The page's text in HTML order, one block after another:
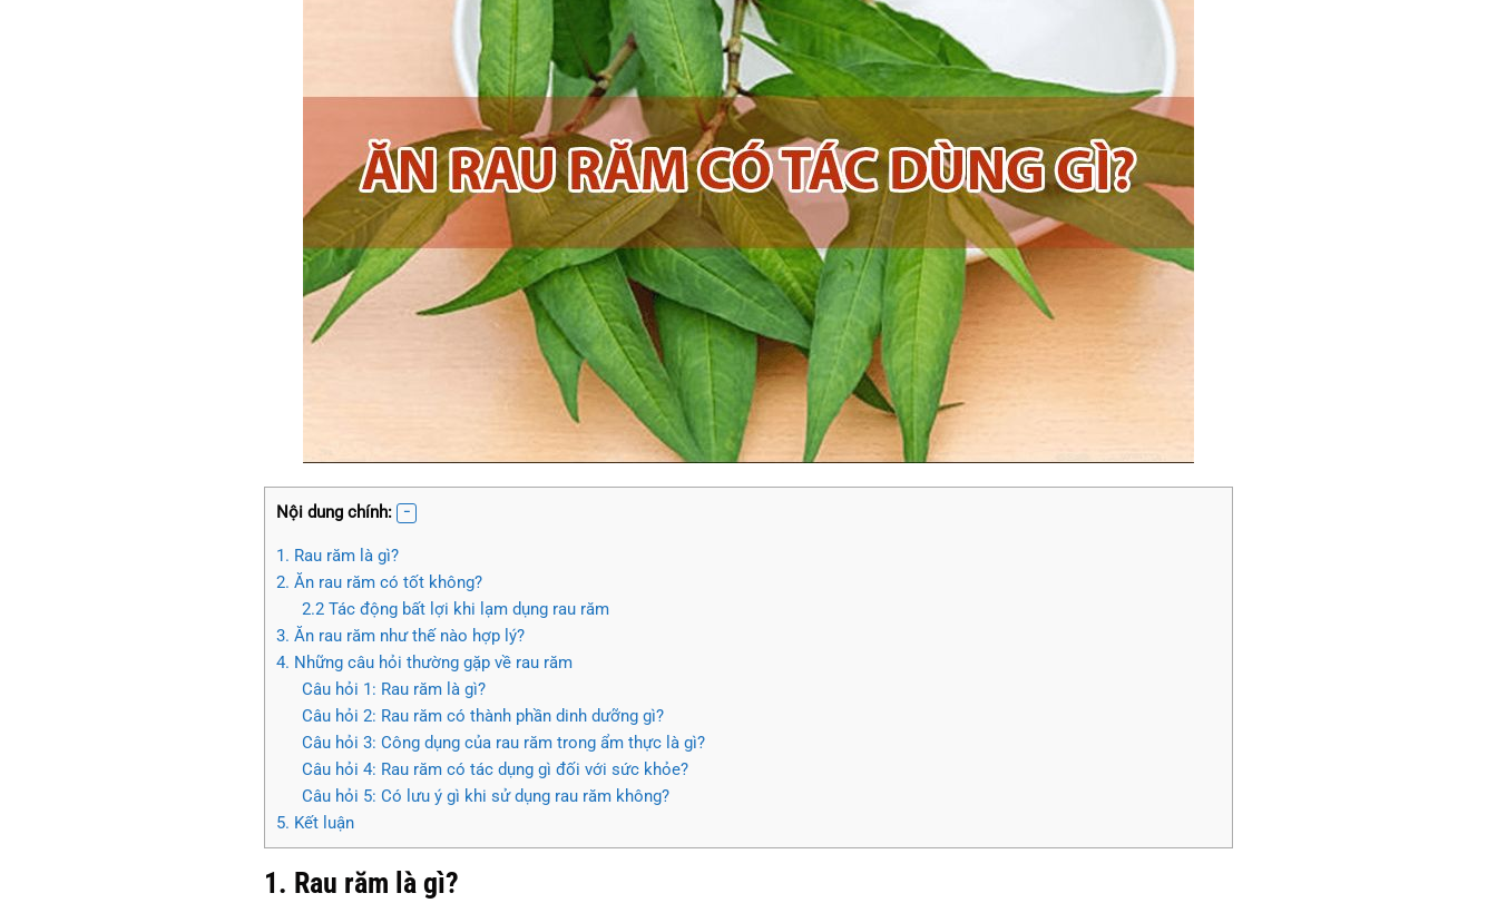
Nội dung chính:
1. Rau răm là gì?
2. Ăn rau răm có tốt không?
2.2 Tác động bất lợi khi lạm dụng rau răm
3. Ăn rau răm như thế nào hợp lý?
4. Những câu hỏi thường gặp về rau răm
Câu hỏi 1: Rau răm là gì?
Câu hỏi 2: Rau răm có thành phần dinh dưỡng gì?
Câu hỏi 3: Công dụng của rau răm trong ẩm thực là gì?
Câu hỏi 4: Rau răm có tác dụng gì đối với sức khỏe?
Câu hỏi 5: Có lưu ý gì khi sử dụng rau răm không?
5. Kết luận
1. Rau răm là gì?